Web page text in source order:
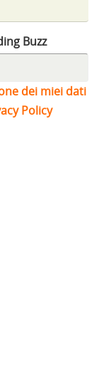
Buzz
dei miei dati
Policy